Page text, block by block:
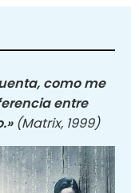
como me
entre
(Matrix, 1999)